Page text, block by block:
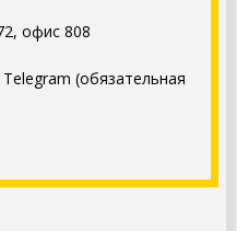
офис 808
(обязательная